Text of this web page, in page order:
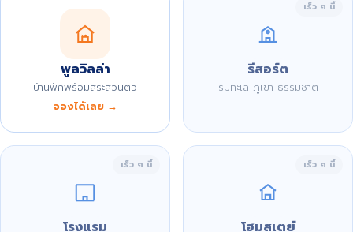
พูลวิลล่า
บ้านพักพร้อมสระส่วนตัว
จองได้เลย →
เร็ว ๆ นี้
รีสอร์ต
ริมทะเล ภูเขา ธรรมชาติ
เร็ว ๆ นี้
โรงแรม
เร็ว ๆ นี้
โฮมสเตย์